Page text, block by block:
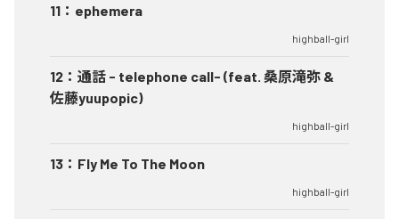
11 ： ephemera
highball-girl
12 ： 通話 - telephone call- (feat. 桑原滝弥 &
佐藤yuupopic)
highball-girl
13 ： Fly Me To The Moon
highball-girl